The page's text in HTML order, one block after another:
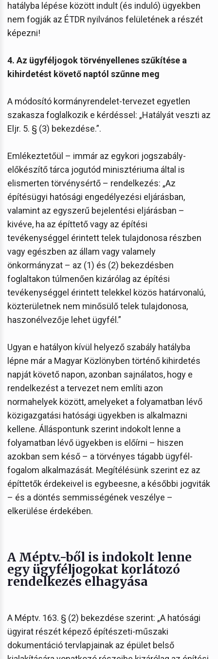
hatályba lépése között indult (és induló) ügyekben
nem fogják az ÉTDR nyilvános felületének a részét
képezni!
4. Az ügyféljogok törvényellenes szűkítése a
kihirdetést követő naptól szűnne meg
A módosító kormányrendelet-tervezet egyetlen
szakasza foglalkozik e kérdéssel: „Hatályát veszti az
Eljr. 5. § (3) bekezdése.”.
Emlékeztetőül – immár az egykori jogszabály-
előkészítő tárca jogutód minisztériuma által is
elismerten törvénysértő – rendelkezés: „Az
építésügyi hatósági engedélyezési eljárásban,
valamint az egyszerű bejelentési eljárásban –
kivéve, ha az építtető vagy az építési
tevékenységgel érintett telek tulajdonosa részben
vagy egészben az állam vagy valamely
önkormányzat – az (1) és (2) bekezdésben
foglaltakon túlmenően kizárólag az építési
tevékenységgel érintett telekkel közös határvonalú,
közterületnek nem minősülő telek tulajdonosa,
haszonélvezője lehet ügyfél.”
Ugyan e hatályon kívül helyező szabály hatályba
lépne már a Magyar Közlönyben történő kihirdetés
napját követő napon, azonban sajnálatos, hogy e
rendelkezést a tervezet nem említi azon
normahelyek között, amelyeket a folyamatban lévő
közigazgatási hatósági ügyekben is alkalmazni
kellene. Álláspontunk szerint indokolt lenne a
folyamatban lévő ügyekben is előírni – hiszen
azokban sem késő – a törvényes tágabb ügyfél-
fogalom alkalmazását. Megítélésünk szerint ez az
építtetők érdekeivel is egybeesne, a későbbi jogviták
– és a döntés semmisségének veszélye –
elkerülése érdekében.
A Méptv.-ből is indokolt lenne
egy ügyféljogokat korlátozó
rendelkezés elhagyása
A Méptv. 163. § (2) bekezdése szerint: „A hatósági
ügyirat részét képező építészeti-műszaki
dokumentáció tervlapjainak az épület belső